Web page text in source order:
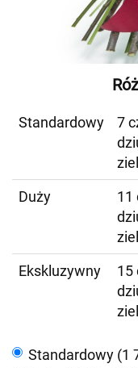
Standardowy
7
Duży
11
Ekskluzywny
15
Standardowy (1